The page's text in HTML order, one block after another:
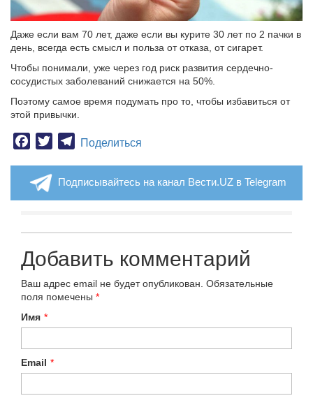
Даже если вам 70 лет, даже если вы курите 30 лет по 2 пачки в
день, всегда есть смысл и польза от отказа, от сигарет.
Чтобы понимали, уже через год риск развития сердечно-
сосудистых заболеваний снижается на 50%.
Поэтому самое время подумать про то, чтобы избавиться от
этой привычки.
Facebook
TwitterTelegram
Поделиться
Подписывайтесь на канал Вести.UZ в Telegram
Добавить комментарий
Ваш адрес email не будет опубликован. Обязательные
поля помечены *
Имя *
Email *